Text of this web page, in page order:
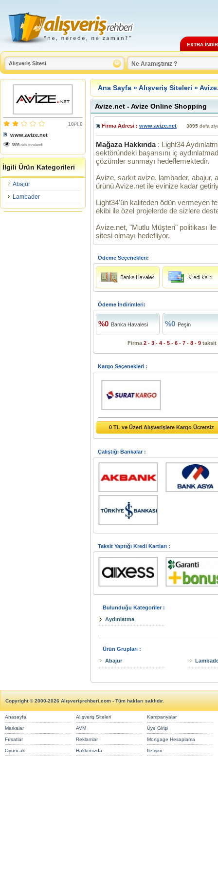
EXTRA
10/4.0
www.avize.net
3895 defa incelendi
İlgili Ürün Kategorileri
Abajur
Lambader
Ana Sayfa»Alışveriş Siteleri»
Avize.net - Avize Online Shopping
Firma Adresi : www.avize.net 3895 defa
Mağaza Hakkında: Light34
sektöründeki başarısını iç
çözümler sunmayı hedeflemektedir.
Avize, sarkıt avize, lambader, abajur,
ürünü Avize.net ile evinize kadar
Light34'ün kaliteden ödün vermeyen
ekibi ile özel projelerde de sizlere
Avize.net, "Mutlu Müşteri" politikası
sitesi olmayı hedefliyor.
Ödeme Seçenekleri:
Ödeme İndirimleri:
%0 Banka Havalesi %0 Peşin
Firma 2 - 3 - 4 - 5 - 6 - 7 - 8 - 9 taksit
Kargo Seçenekleri :
0 TL ve Üzeri Alışverişlere Kargo Ücretsiz
Çalıştığı Bankalar :
Taksit Yaptığı Kredi Kartları :
Bulunduğu Kategoriler :
Aydınlatma
Ürün Grupları :
Abajur
Copyright © 2000-2026 Alışverişrehberi.com - Tüm hakları saklıdır.
Anasayfa Alışveriş Siteleri Kampanyalar
Markalar AVM Üye Girişi
Fırsatlar Reklamlar Mortgage Hesaplama
Oyuncak Hakkımızda İletişim